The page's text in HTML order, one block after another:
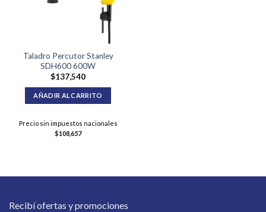
Taladro Percutor Stanley
SDH600 600W
$137,540
AÑADIR AL CARRITO
Precio sin impuestos nacionales
$108,657
Recibí ofertas y promociones